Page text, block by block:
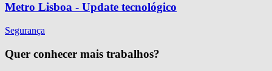
Metro Lisboa - Update tecnológico
Segurança
Quer conhecer mais trabalhos?